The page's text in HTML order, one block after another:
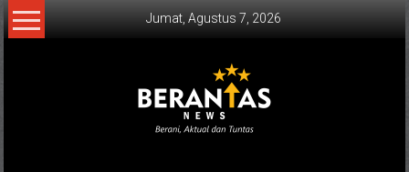
Lompat
ke
Jumat, Agustus 7, 2026